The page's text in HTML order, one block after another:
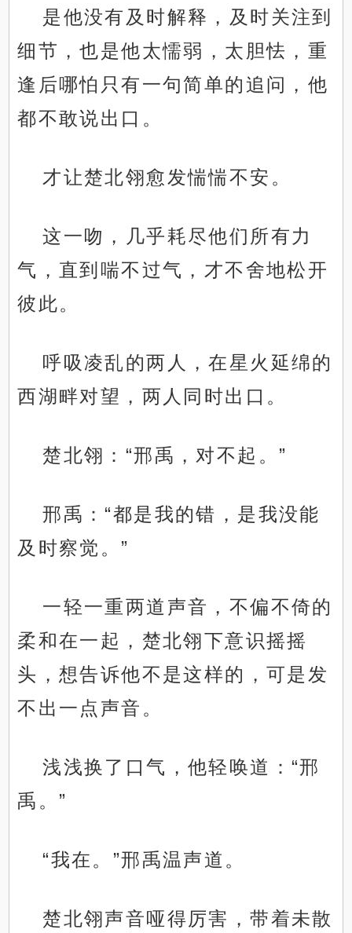
是他没有及时解释，及时关注到
细节，也是他太懦弱，太胆怯，重
逢后哪怕只有一句简单的追问，他
都不敢说出口。
才让楚北翎愈发惴惴不安。
这一吻，几乎耗尽他们所有力
气，直到喘不过气，才不舍地松开
彼此。
呼吸凌乱的两人，在星火延绵的
西湖畔对望，两人同时出口。
楚北翎：“邢禹，对不起。”
邢禹：“都是我的错，是我没能
及时察觉。”
一轻一重两道声音，不偏不倚的
柔和在一起，楚北翎下意识摇摇
头，想告诉他不是这样的，可是发
不出一点声音。
浅浅换了口气，他轻唤道：“邢
禹。”
“我在。”邢禹温声道。
楚北翎声音哑得厉害，带着未散